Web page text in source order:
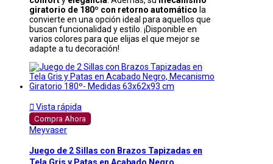
giratorio de 180º con retorno automático la
convierte en una opción ideal para aquellos que
buscan funcionalidad y estilo. ¡Disponible en
varios colores para que elijas el que mejor se
adapte a tu decoración!
 Vista rápida
Compra Ahora
Meyvaser
Juego de 2 Sillas con Brazos Tapizadas en